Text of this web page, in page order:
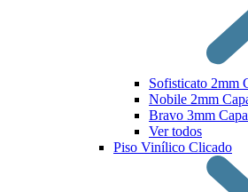
Sofisticato 2mm
Nobile 2mm
Bravo 3mm
Ver todos
Piso Vinílico Clicado